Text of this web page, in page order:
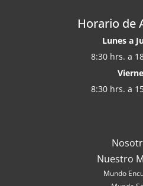
Horario de
Lunes a
8:30 hrs. a
8:30 hrs. a
Nuestro
Mundo